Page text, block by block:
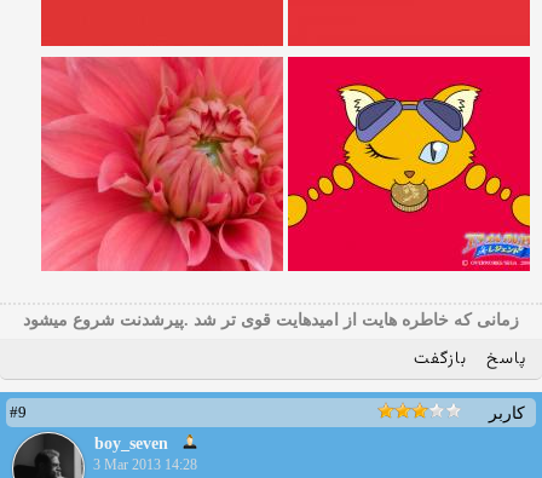
زمانی که خاطره هایت از امیدهایت قوی تر شد .پیرشدنت شروع میشود
پاسخ بازگفت
کاربر
#9
boy_seven
3 Mar 2013 14:28